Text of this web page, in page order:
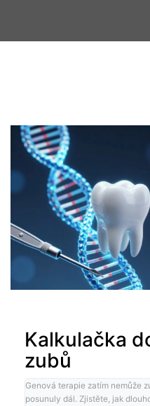
Kalkulačka
zubů
Genová terapie zatím nemůže
posunuly dál. Zjistěte, jak